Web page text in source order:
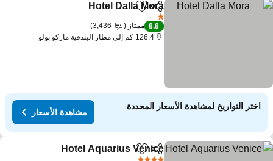
مشاركةAdd to favorites
Hotel Dalla Mora
8.8 ممتاز
3,436
126.4 كم إلى مطار البندقية ماركو بولو
اختر التواريخ لمشاهدة الأسعار المحددة
مشاهدة الأسعار
مشاركةAdd to favorites
Hotel Aquarius Venice